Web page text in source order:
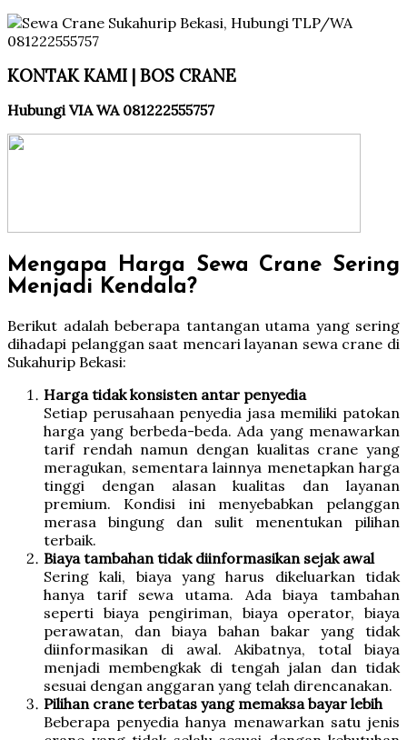
KONTAK KAMI | BOS CRANE
Hubungi VIA WA 081222555757
Mengapa Harga Sewa Crane Sering
Menjadi Kendala?
Berikut adalah beberapa tantangan utama yang sering
dihadapi pelanggan saat mencari layanan sewa crane di
Sukahurip Bekasi:
Harga tidak konsisten antar penyedia
Setiap perusahaan penyedia jasa memiliki patokan
harga yang berbeda-beda. Ada yang menawarkan
tarif rendah namun dengan kualitas crane yang
meragukan, sementara lainnya menetapkan harga
tinggi dengan alasan kualitas dan layanan
premium. Kondisi ini menyebabkan pelanggan
merasa bingung dan sulit menentukan pilihan
terbaik.
Biaya tambahan tidak diinformasikan sejak awal
Sering kali, biaya yang harus dikeluarkan tidak
hanya tarif sewa utama. Ada biaya tambahan
seperti biaya pengiriman, biaya operator, biaya
perawatan, dan biaya bahan bakar yang tidak
diinformasikan di awal. Akibatnya, total biaya
menjadi membengkak di tengah jalan dan tidak
sesuai dengan anggaran yang telah direncanakan.
Pilihan crane terbatas yang memaksa bayar lebih
Beberapa penyedia hanya menawarkan satu jenis